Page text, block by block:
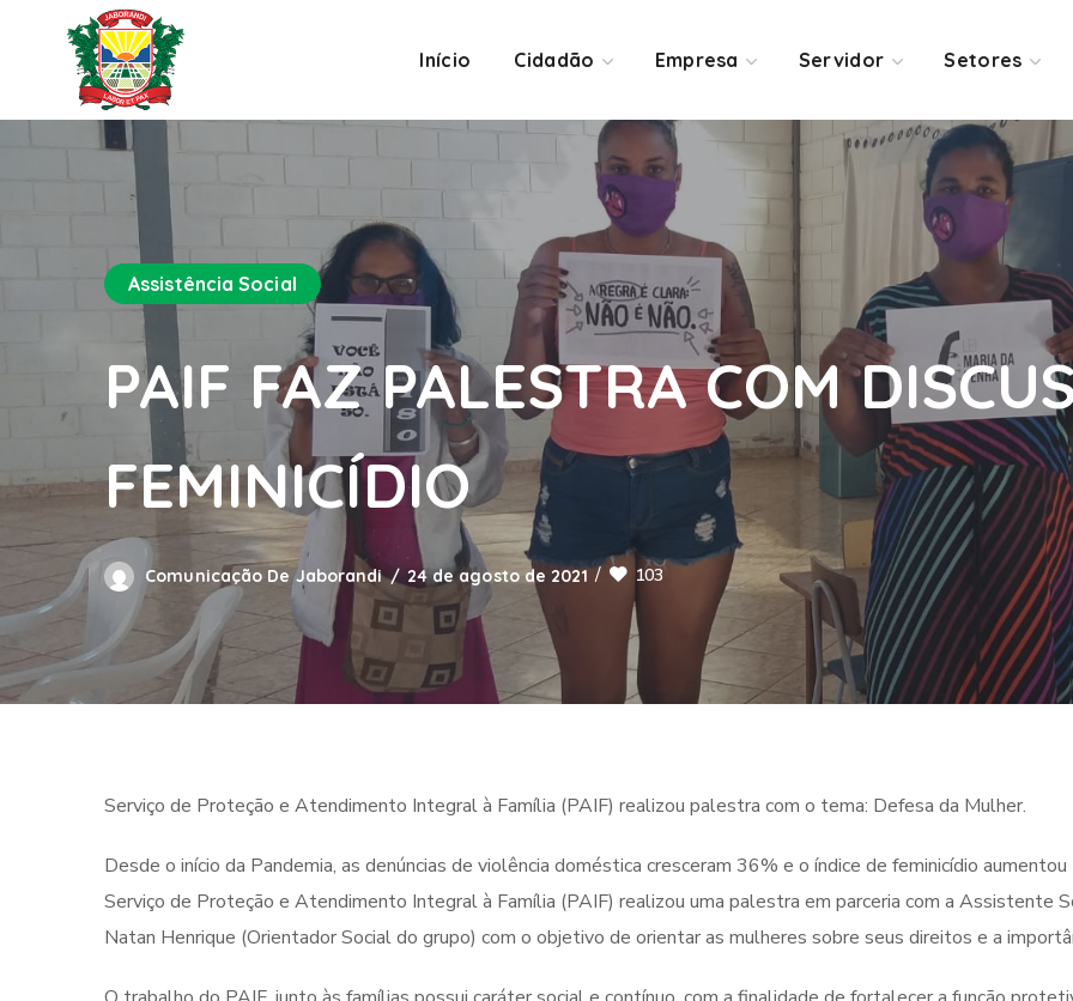
Início Cidadão Empresa Servidor Setores
Assistência Social
PAIF FAZ PALESTRA COM
FEMINICÍDIO
Comunicação De Jaborandi 24 de agosto de 2021 103
Serviço de Proteção e Atendimento Integral à Família (PAIF) realizou palestra com o tema: Defesa da Mulher.
Desde o início da Pandemia, as denúncias de violência doméstica cresceram 36% e o índice de feminicídio
Serviço de Proteção e Atendimento Integral à Família (PAIF) realizou uma palestra em parceria com a Assistente
Natan Henrique (Orientador Social do grupo) com o objetivo de orientar as mulheres sobre seus direitos e a